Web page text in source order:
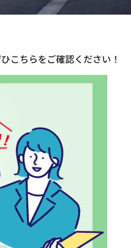
こちらをご確認ください！